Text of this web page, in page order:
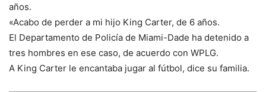
años.
«Acabo de perder a mi hijo King Carter, de 6 años.
El Departamento de Policía de Miami-Dade ha detenido a
tres hombres en ese caso, de acuerdo con WPLG.
A King Carter le encantaba jugar al fútbol, dice su familia.